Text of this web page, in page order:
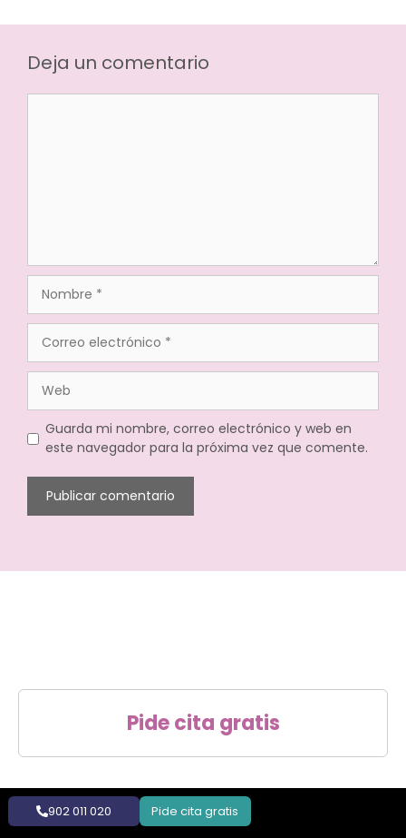
Deja un comentario
Guarda mi nombre, correo electrónico y web en
este navegador para la próxima vez que comente.
Pide cita gratis
902 011 020 Pide cita gratis